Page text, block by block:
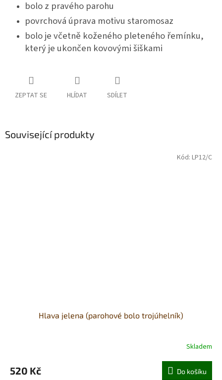
bolo z pravého parohu
povrchová úprava motivu staromosaz
bolo je včetně koženého pleteného řemínku,
který je ukončen kovovými šiškami
ZEPTAT SE HLÍDAT SDÍLET
Související produkty
Hlava jelena (parohové bolo trojúhelník)
Skladem
520 Kč Do košíku
Kód: LP12/C